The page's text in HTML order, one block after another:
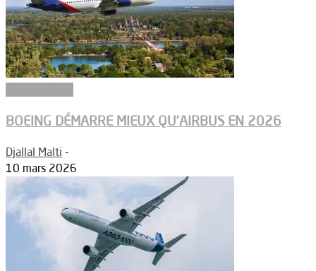
BOEING DÉMARRE MIEUX QU’AIRBUS EN 2026
Djallal Malti -
10 mars 2026